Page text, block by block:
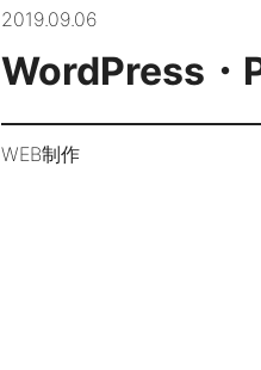
2019.09.06
WordPress・
WEB制作